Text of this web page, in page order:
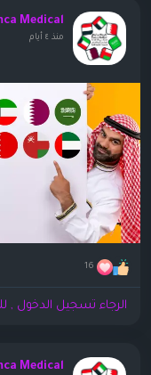
Medical
منذ ٤ أيام
16
الرجاء تسجيل الدخول ,
Medical